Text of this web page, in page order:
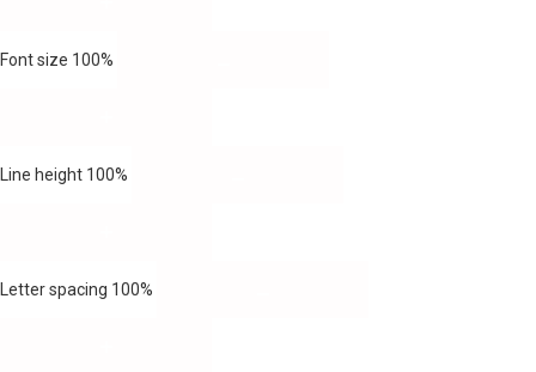
Font size 100%
Line height 100%
Letter spacing 100%